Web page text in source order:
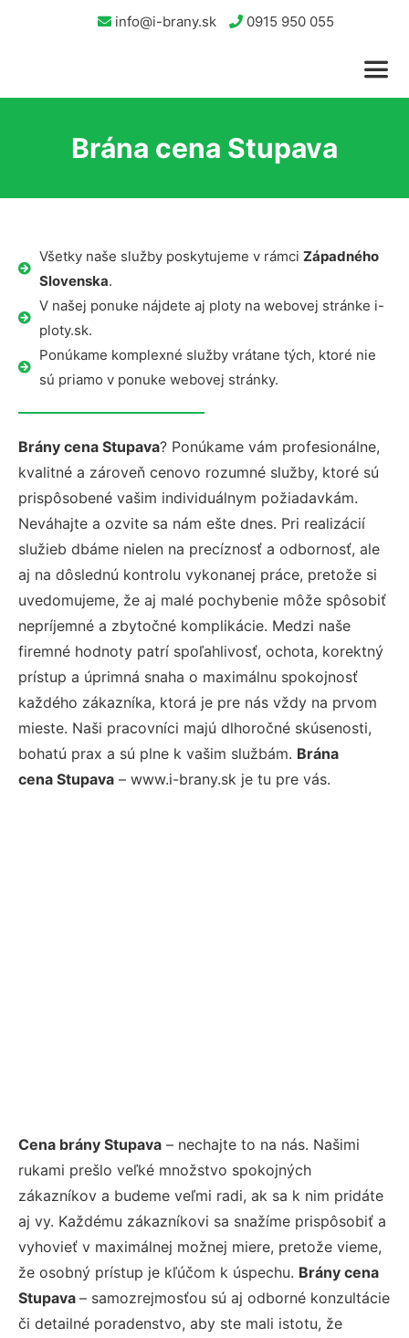
info@i-brany.sk 0915 950 055
Brána cena Stupava
Všetky naše služby poskytujeme v rámci Západného
Slovenska.
V našej ponuke nájdete aj ploty na webovej stránke i-
ploty.sk.
Ponúkame komplexné služby vrátane tých, ktoré nie
sú priamo v ponuke webovej stránky.
Brány cena Stupava? Ponúkame vám profesionálne,
kvalitné a zároveň cenovo rozumné služby, ktoré sú
prispôsobené vašim individuálnym požiadavkám.
Neváhajte a ozvite sa nám ešte dnes. Pri realizácií
služieb dbáme nielen na precíznosť a odbornosť, ale
aj na dôslednú kontrolu vykonanej práce, pretože si
uvedomujeme, že aj malé pochybenie môže spôsobiť
nepríjemné a zbytočné komplikácie. Medzi naše
firemné hodnoty patrí spoľahlivosť, ochota, korektný
prístup a úprimná snaha o maximálnu spokojnosť
každého zákazníka, ktorá je pre nás vždy na prvom
mieste. Naši pracovníci majú dlhoročné skúsenosti,
bohatú prax a sú plne k vašim službám. Brána
cena Stupava – www.i-brany.sk je tu pre vás.
Cena brány Stupava – nechajte to na nás. Našimi
rukami prešlo veľké množstvo spokojných
zákazníkov a budeme veľmi radi, ak sa k nim pridáte
aj vy. Každému zákazníkovi sa snažíme prispôsobiť a
vyhovieť v maximálnej možnej miere, pretože vieme,
že osobný prístup je kľúčom k úspechu. Brány cena
Stupava – samozrejmosťou sú aj odborné konzultácie
či detailné poradenstvo, aby ste mali istotu, že